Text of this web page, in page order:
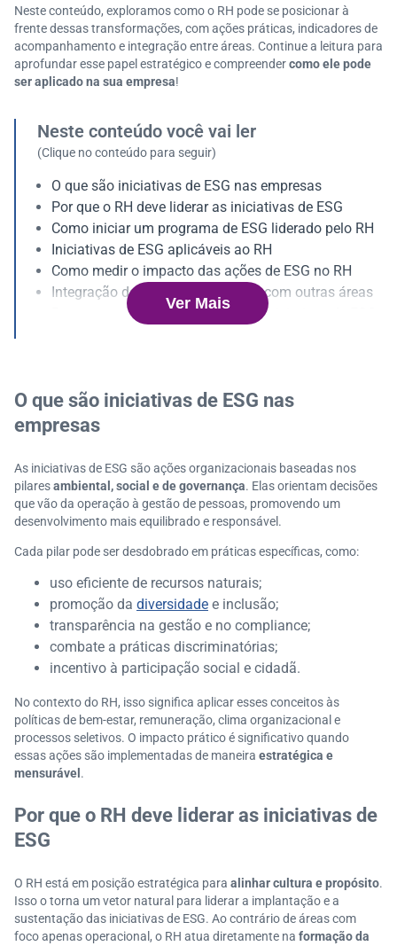
Neste conteúdo, exploramos como o RH pode se posicionar à
frente dessas transformações, com ações práticas, indicadores de
acompanhamento e integração entre áreas. Continue a leitura para
aprofundar esse papel estratégico e compreendercomo ele pode
ser aplicado na sua empresa!
Neste conteúdo você vai ler
(Clique no conteúdo para seguir)
O que são iniciativas de ESG nas empresas
Por que o RH deve liderar as iniciativas de ESG
Como iniciar um programa de ESG liderado pelo RH
Iniciativas de ESG aplicáveis ao RH
Como medir o impacto das ações de ESG no RH
Integração das iniciativas de ESG com outras áreas
Perguntas mais comuns sobre as iniciativas de ESG
Ver Mais
O que são iniciativas de ESG nas
empresas
As iniciativas de ESG são ações organizacionais baseadas nos
pilaresambiental, social e de governança. Elas orientam decisões
que vão da operação à gestão de pessoas, promovendo um
desenvolvimento mais equilibrado e responsável.
Cada pilar pode ser desdobrado em práticas específicas, como:
uso eficiente de recursos naturais;
promoção da diversidade e inclusão;
transparência na gestão e no compliance;
combate a práticas discriminatórias;
incentivo à participação social e cidadã.
No contexto do RH, isso significa aplicar esses conceitos às
políticas de bem-estar, remuneração, clima organizacional e
processos seletivos. O impacto prático é significativo quando
essas ações são implementadas de maneira estratégica e
mensurável .
Por que o RH deve liderar as iniciativas de
ESG
O RH está em posição estratégica para alinhar cultura e propósito.
Isso o torna um vetor natural para liderar a implantação e a
sustentação das iniciativas de ESG. Ao contrário de áreas com
foco apenas operacional, o RH atua diretamente na formação da